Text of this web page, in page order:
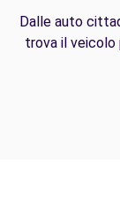
Dalle auto
trova il